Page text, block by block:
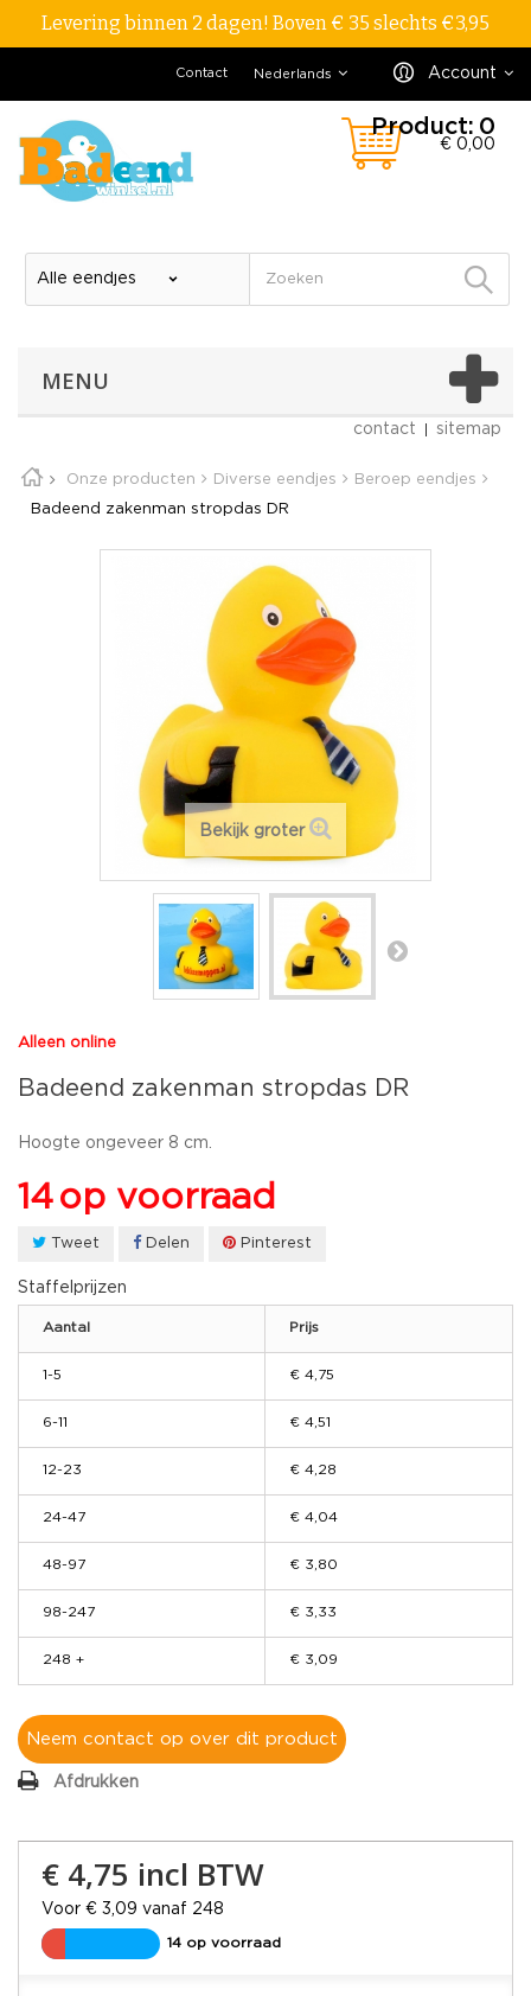
Levering binnen 2 dagen! Boven € 35 slechts €3,95
Account
Nederlands
Contact
Product: 0
€ 0,00
MENU
contact sitemap
Onze producten Diverse eendjes Beroep eendjes
Badeend zakenman stropdas DR
Bekijk groter
Alleen online
Badeend zakenman stropdas DR
Hoogte ongeveer 8 cm.
14 op voorraad
Tweet Delen Pinterest
Staffelprijzen
Aantal Prijs
1-5 € 4,75
6-11 € 4,51
12-23 € 4,28
24-47 € 4,04
48-97 € 3,80
98-247 € 3,33
248 + € 3,09
Neem contact op over dit product
Afdrukken
€ 4,75 incl BTW
Voor € 3,09 vanaf 248
14 op voorraad